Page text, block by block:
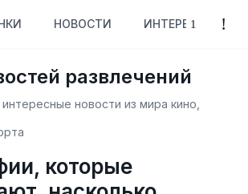
НОВОСТИ ИНТЕРЕСНОЕ
развлечений
новости из мира кино,
которые